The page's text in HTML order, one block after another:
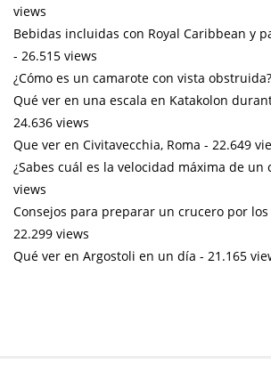
views
Bebidas incluidas con Royal Caribbean y
- 26.515 views
¿Cómo es un camarote con vista obstruida?
Qué ver en una escala en Katakolon
24.636 views
Que ver en Civitavecchia, Roma - 22.649
¿Sabes cuál es la velocidad máxima de un
views
Consejos para preparar un crucero por los
22.299 views
Qué ver en Argostoli en un día - 21.165